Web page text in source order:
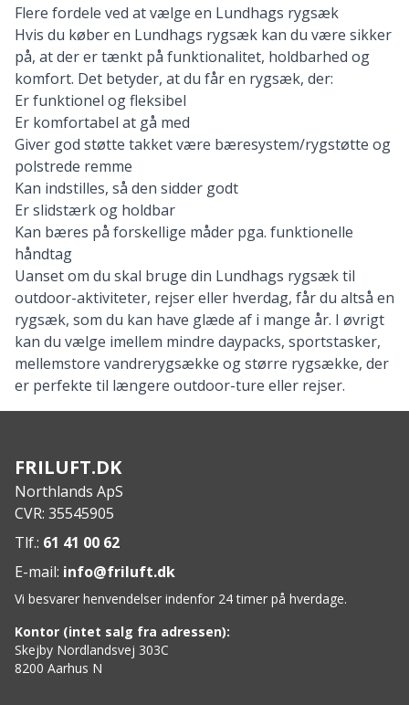
Flere fordele ved at vælge en Lundhags rygsæk
Hvis du køber en Lundhags rygsæk kan du være sikker
på, at der er tænkt på funktionalitet, holdbarhed og
komfort. Det betyder, at du får en rygsæk, der:
Er funktionel og fleksibel
Er komfortabel at gå med
Giver god støtte takket være bæresystem/rygstøtte og
polstrede remme
Kan indstilles, så den sidder godt
Er slidstærk og holdbar
Kan bæres på forskellige måder pga. funktionelle
håndtag
Uanset om du skal bruge din Lundhags rygsæk til
outdoor-aktiviteter, rejser eller hverdag, får du altså en
rygsæk, som du kan have glæde af i mange år. I øvrigt
kan du vælge imellem mindre daypacks, sportstasker,
mellemstore vandrerygsække og større rygsække, der
er perfekte til længere outdoor-ture eller rejser.
FRILUFT.DK
Northlands ApS
CVR: 35545905
Tlf.: 61 41 00 62
E-mail: info@friluft.dk
Vi besvarer henvendelser indenfor 24 timer på hverdage.
Kontor (intet salg fra adressen):
Skejby Nordlandsvej 303C
8200 Aarhus N